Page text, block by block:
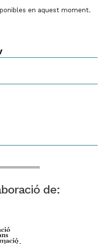
en aquest moment.
de: